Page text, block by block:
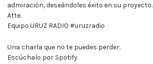
admiración, deseándoles éxito en su proyecto.
Atte.
Equipo URUZ RADIO #uruzradio
Una charla que no te puedes perder.
Escúchalo por Spotify